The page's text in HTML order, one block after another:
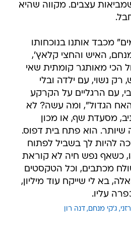
עצבים. מקווה שהיא
מכבד אותנו בנוכחותו
האיש והחצי קלאץ',
הכי מאותגר קומתית שאי
נשוי, עם ילדה ובלי
עם הרגליים על הקרקע
הגדול", ומה עשה? לא
מסעדת שף, או מכון
שיותר. הוא פתח בית דפוס.
להיות לך בשביל לפתוח
כשאף נפש חיה לא קוראת
מכתבים, וכל הטקסטים
בא לי שייקח עוד מיליון,
עליו.
ג'קי מנחם דנה רון